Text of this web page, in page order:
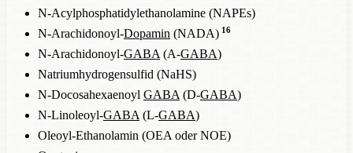
N-Acylphosphatidylethanolamine (NAPEs)
N-Arachidonoyl-Dopamin (NADA) 16
N-Arachidonoyl-GABA (A-GABA)
Natriumhydrogensulfid (NaHS)
N-Docosahexaenoyl GABA (D-GABA)
N-Linoleoyl-GABA (L-GABA)
Oleoyl-Ethanolamin (OEA oder NOE)